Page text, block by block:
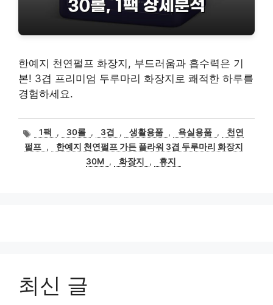
한예지 천연펄프 화장지, 부드러움과 흡수력은 기
본! 3겹 프리미엄 두루마리 화장지로 쾌적한 하루를
경험하세요.
태
그
1팩 , 30롤 , 3겹 , 생활용품 , 욕실용품 ,
천연
펄프 ,
한예지 천연펄프 가든 플라워 3겹 두루마리 화장지
30M , 화장지 , 휴지
최신 글